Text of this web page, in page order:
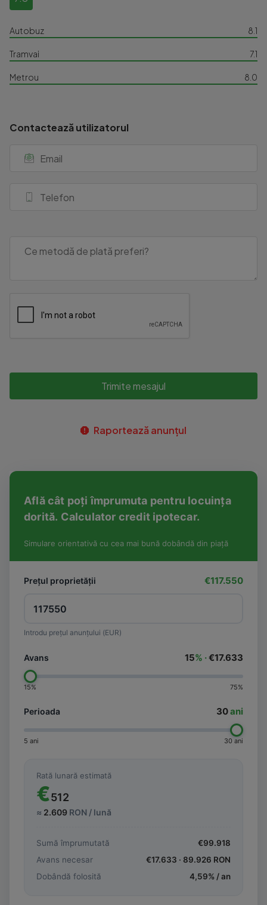
Autobuz 8.1
Tramvai 7.1
Metrou 8.0
Contactează utilizatorul
Trimite mesajul
Raportează anunțul
Află cât poți împrumuta pentru locuința
dorită. Calculator credit ipotecar.
Simulare orientativă cu cea mai bună dobândă din piață
Prețul proprietății €117.550
Introdu prețul anunțului (EUR)
Avans 15% ·€17.633
15% 75%
Perioada 30ani
5 ani 30 ani
Rată lunară estimată
€512
≈ 2.609 RON / lună
Sumă împrumutată €99.918
Avans necesar
€17.633 · 89.926 RON
Dobândă folosită
4,59% / an